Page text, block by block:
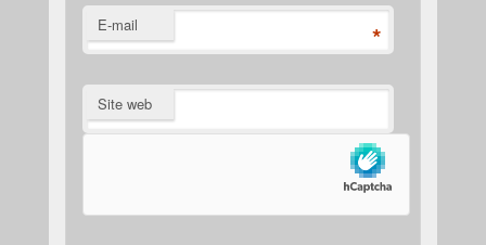
E-mail *
Site web